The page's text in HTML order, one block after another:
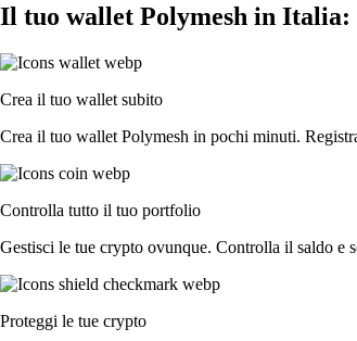
Il tuo wallet Polymesh in Italia:
Crea il tuo wallet subito
Crea il tuo wallet Polymesh in pochi minuti.
Controlla tutto il tuo portfolio
Gestisci le tue crypto ovunque. Controlla il saldo e
Proteggi le tue crypto